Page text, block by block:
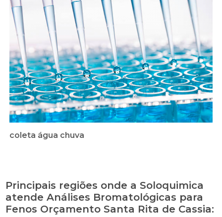
coleta água chuva
Principais regiões onde a Soloquimica
atende Análises Bromatológicas para
Fenos Orçamento Santa Rita de Cassia: